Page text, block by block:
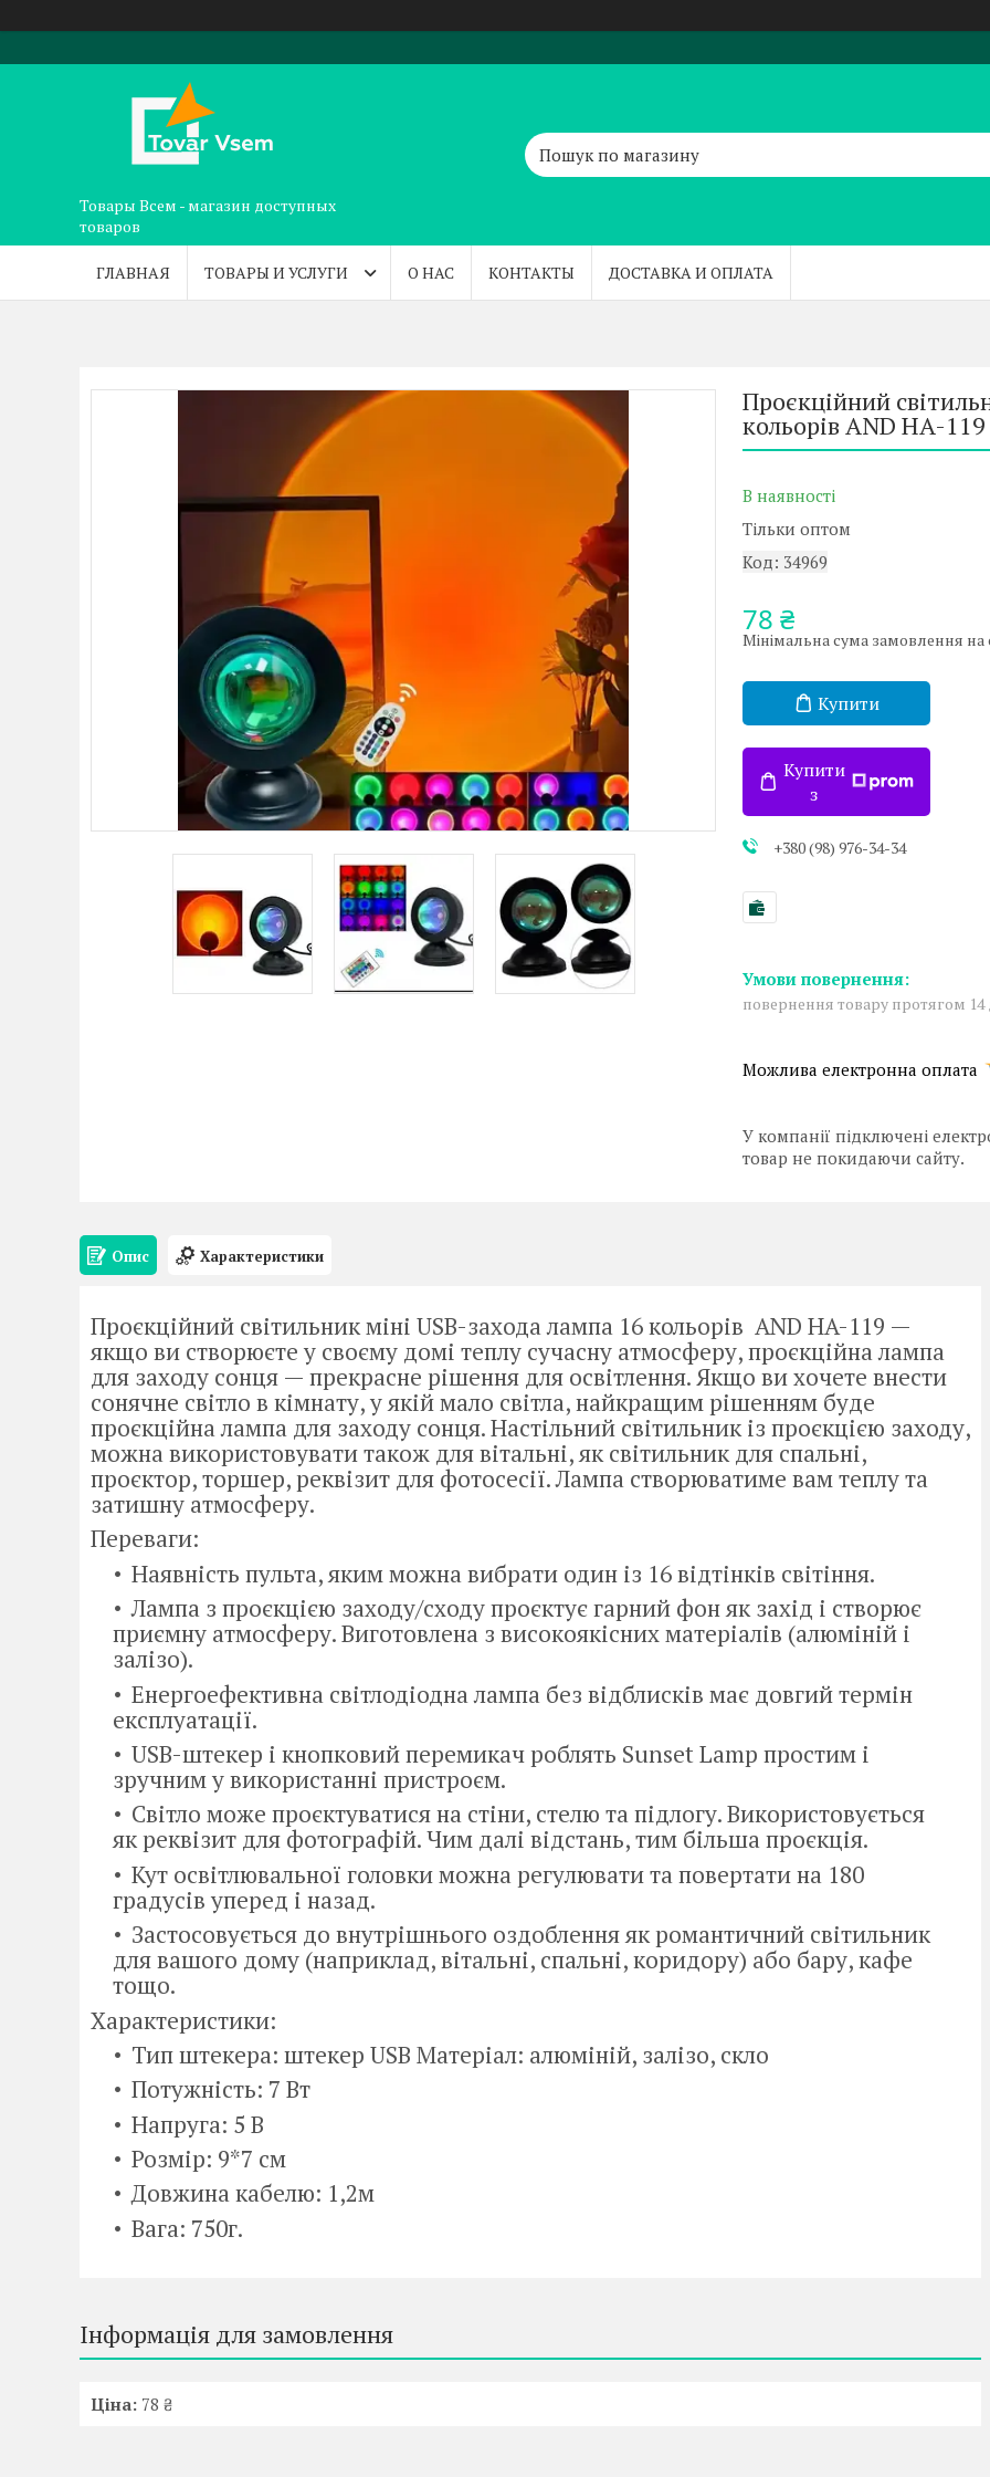
Товары Всем - магазин доступных
товаров
ГЛАВНАЯ ТОВАРЫ И УСЛУГИ О НАС КОНТАКТЫ ДОСТАВКА И ОПЛАТА
Проєкційний
кольорів AND HA-119
В наявності
Тільки оптом
Код: 34969
78 ₴
Мінімальна сума замовлення на
Купити
Купити
з
+380 (98) 976-34-34
повернення товару протягом 14
У компанії підключені
товар не покидаючи сайту.
Опис Характеристики
Проєкційний світильник міні USB-захода лампа 16 кольорів AND HA-119 —
якщо ви створюєте у своєму домі теплу сучасну атмосферу, проєкційна лампа
для заходу сонця — прекрасне рішення для освітлення. Якщо ви хочете внести
сонячне світло в кімнату, у якій мало світла, найкращим рішенням буде
проєкційна лампа для заходу сонця. Настільний світильник із проєкцією заходу,
можна використовувати також для вітальні, як світильник для спальні,
проєктор, торшер, реквізит для фотосесії. Лампа створюватиме вам теплу та
затишну атмосферу.
Переваги:
Наявність пульта, яким можна вибрати один із 16 відтінків світіння.
Лампа з проєкцією заходу/сходу проєктує гарний фон як захід і створює
приємну атмосферу. Виготовлена з високоякісних матеріалів (алюміній і
залізо).
Енергоефективна світлодіодна лампа без відблисків має довгий термін
експлуатації.
USB-штекер і кнопковий перемикач роблять Sunset Lamp простим і
зручним у використанні пристроєм.
Світло може проєктуватися на стіни, стелю та підлогу. Використовується
як реквізит для фотографій. Чим далі відстань, тим більша проєкція.
Кут освітлювальної головки можна регулювати та повертати на 180
градусів уперед і назад.
Застосовується до внутрішнього оздоблення як романтичний світильник
для вашого дому (наприклад, вітальні, спальні, коридору) або бару, кафе
тощо.
Характеристики:
Тип штекера: штекер USB Матеріал: алюміній, залізо, скло
Потужність: 7 Вт
Напруга: 5 В
Розмір: 9*7 см
Довжина кабелю: 1,2м
Вага: 750г.
Інформація для замовлення
Ціна: 78 ₴